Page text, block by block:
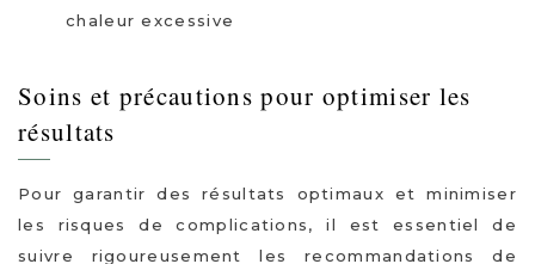
chaleur excessive
Soins et précautions pour optimiser les
résultats
Pour garantir des résultats optimaux et minimiser
les risques de complications, il est essentiel de
suivre rigoureusement les recommandations de